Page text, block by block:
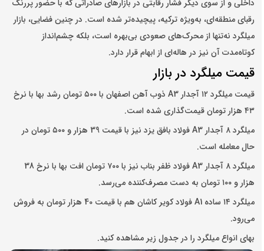
داخلی و از سوی دیگر فشار رقابتی در بازارهای صادراتی که با حضور پررنگ
رقبای منطقه‌ای، به‌ویژه ترکیه، پیچیده‌تر شده است. در چنین فضایی، بازار
میلگرد نه‌تنها از محرک‌های صعودی بی‌بهره است، بلکه چشم‌انداز
کوتاه‌مدت آن نیز در هاله‌ای از ابهام قرار دارد.
قیمت میلگرد در بازار
قیمت میلگرد ۱۲ آجدار A3 ذوب آهن اصفهان با ۵۰۰ تومان رشد بها با نرخ
۴۳ هزار تومان قیمت‌گذاری شده است.
میلگرد ۸ آجدار A3 فولاد بافق یزد نیز با قیمت 39 هزار و ۵۰۰ تومان در
حال معامله است.
میلگرد ۸ آجدار A3 فولاد ظفر بناب نیز با ۷۰۰ تومان افت بها با نرخ 38
هزار و ۱۰۰ تومان به دست مصرف‌کننده می‌‌رسد.
میلگرد ۱۴ ساده A1 فولاد کویر کاشان هم با قیمت 40 هزار تومان به فروش
می‌رود.
بهای انواع میلگرد را در جدول زیر مشاهده کنید.